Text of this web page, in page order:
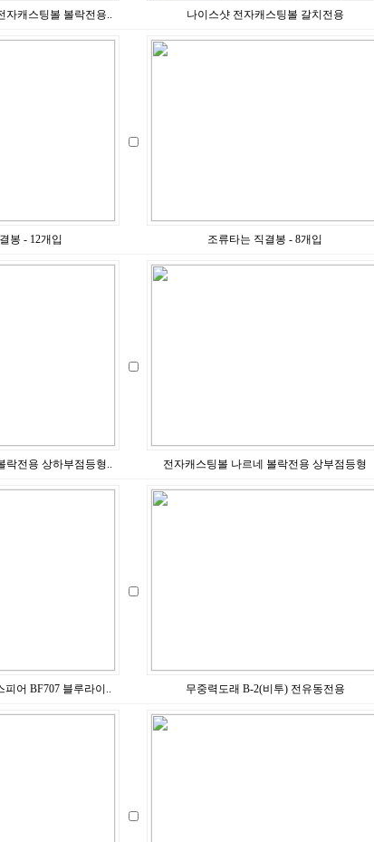
자캐스팅볼 볼락전용.. 나이스샷 전자캐스팅볼 갈치전용
봉 - 12개입 조류타는 직결봉 - 8개입
락전용 상하부점등형.. 전자캐스팅볼 나르네 볼락전용 상부점등형
어 BF707 블루라이.. 무중력도래 B-2(비투) 전유동전용